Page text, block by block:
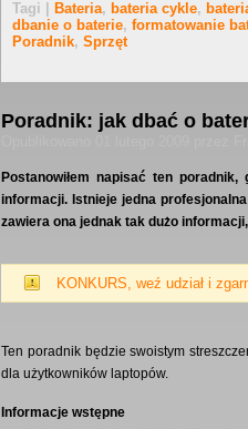
Tagi | Bateria, bateria cykle,
dbanie o baterie, formatowanie
Poradnik, Sprzęt
Poradnik: jak dbać o
Postanowiłem napisać ten
informacji. Istnieje jedna
zawiera ona jednak tak dużo
KONKURS, weź udział i
Ten poradnik będzie swoistym
dla użytkowników laptopów.
Informacje wstępne